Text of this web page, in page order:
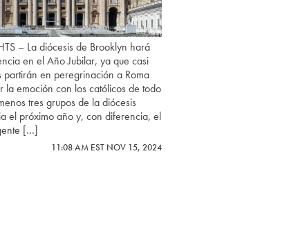
– La diócesis de Brooklyn hará
en el Año Jubilar, ya que casi
en peregrinación a Roma
la emoción con los católicos de todo
tres grupos de la diócesis
el próximo año y, con diferencia, el
[…]
11:08 AM EST NOV 15, 2024